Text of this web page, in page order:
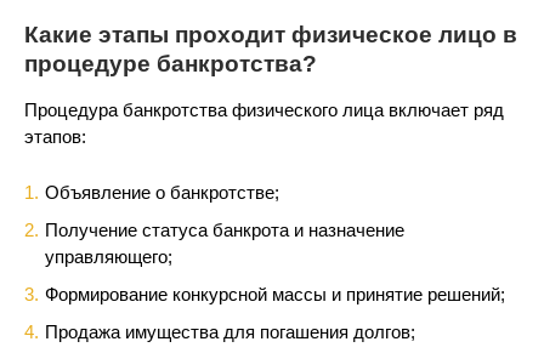
Какие этапы проходит физическое лицо в
процедуре банкротства?
Процедура банкротства физического лица включает ряд
этапов:
Объявление о банкротстве;
Получение статуса банкрота и назначение
управляющего;
Формирование конкурсной массы и принятие решений;
Продажа имущества для погашения долгов;